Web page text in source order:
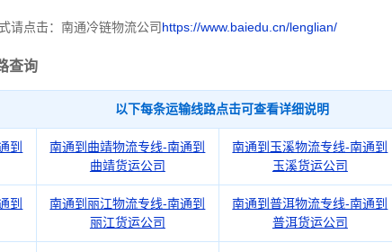
请点击：南通冷链物流公司https://www.baiedu.cn/lenglian/
查询
以下每条运输线路点击可查看详细说明
到
南通到曲靖物流专线-南通到
曲靖货运公司
南通到玉溪物流专线-南通到
玉溪货运公司
到
南通到丽江物流专线-南通到
丽江货运公司
南通到普洱物流专线-南通到
普洱货运公司